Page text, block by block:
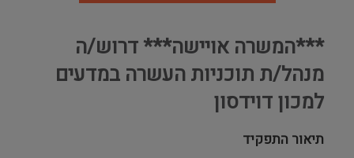
***המשרה אויישה*** דרוש/ה
מנהל/ת תוכניות העשרה במדעים
למכון דוידסון
תיאור התפקיד